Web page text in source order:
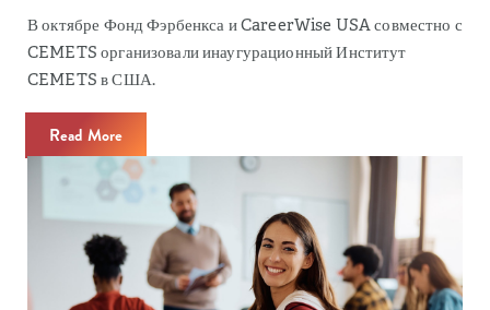
В октябре Фонд Фэрбенкса и CareerWise USA совместно с
CEMETS организовали инаугурационный Институт
CEMETS в США.
Read More